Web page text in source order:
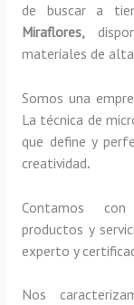
de buscar a
Miraflores,
materiales de
Somos una
La técnica de
que define y
creatividad.
Contamos
productos y
experto y
Nos